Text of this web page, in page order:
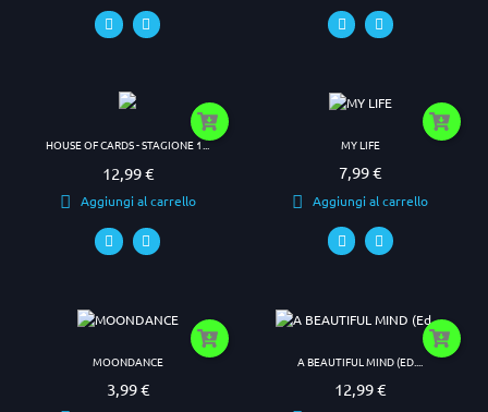
HOUSE OF CARDS - STAGIONE 1...
Prezzo
12,99 €
Aggiungi al carrello
MY LIFE
Prezzo
7,99 €
Aggiungi al carrello
MOONDANCE
Prezzo
3,99 €
A BEAUTIFUL MIND (ED....
Prezzo
12,99 €